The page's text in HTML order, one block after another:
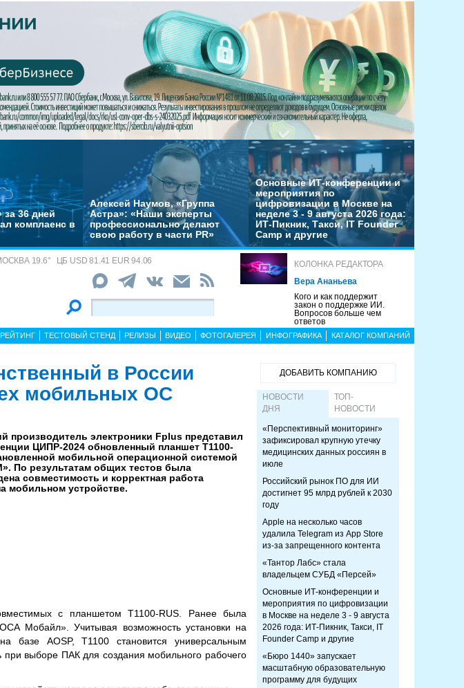
за 36 дней
комплаенс в
Алексей Наумов, «Группа
Астра»: «Наши эксперты
профессионально делают
свою работу в части PR»
Основные ИТ-конференции и
мероприятия по
цифровизации в Москве на
неделе 3 - 9 августа 2026 года:
ИТ-Пикник, Такси, IT Founder
Camp и другие
19.6° ЦБ USD 81.41 EUR 94.06
КОЛОНКА РЕДАКТОРА
Вера Ананьева
Кого и как поддержит
закон о поддержке ИИ.
Вопросов больше чем
ответов
РЕЙТИНГ ТЕСТОВЫЙ СТЕНД РЕЛИЗЫ ВИДЕО ФОТОГАЛЕРЕЯ ИНФОГРАФИКА КАТАЛОГ КОМПАНИЙ
в России
мобильных ОС
производитель электроники Fplus представил
ЦИПР-2024 обновленный планшет Т1100-
мобильной операционной системой
По результатам общих тестов была
совместимость и корректная работа
мобильном устройстве.
с планшетом T1100-RUS. Ранее была
Мобайл». Учитывая возможность установки на
AOSP, T1100 становится универсальным
при выборе ПАК для создания мобильного рабочего
ДОБАВИТЬ КОМПАНИЮ
НОВОСТИ
ДНЯ
ТОП-
НОВОСТИ
«Перспективный мониторинг»
зафиксировал крупную утечку
медицинских данных россиян в
июле
Российский рынок ПО для ИИ
достигнет 95 млрд рублей к 2030
году
Apple на несколько часов
удалила Telegram из App Store
из-за запрещенного контента
«Тантор Лабс» стала
владельцем СУБД «Персей»
Основные ИТ-конференции и
мероприятия по цифровизации
в Москве на неделе 3 - 9 августа
2026 года: ИТ-Пикник, Такси, IT
Founder Camp и другие
«Бюро 1440» запускает
масштабную образовательную
программу для будущих